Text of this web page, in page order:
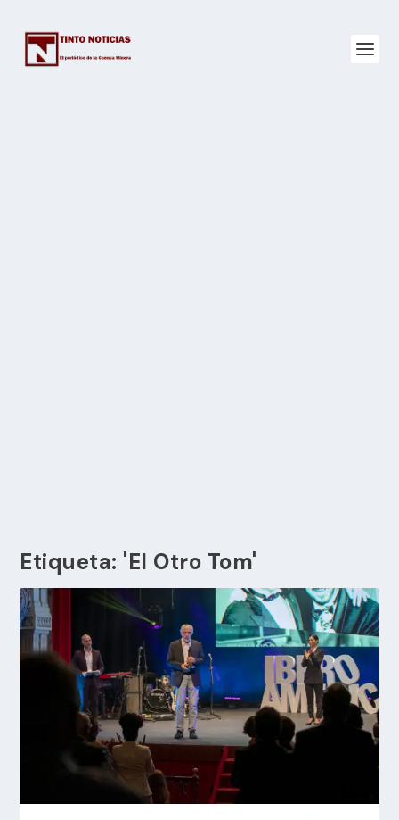
Etiqueta: 'El Otro Tom'